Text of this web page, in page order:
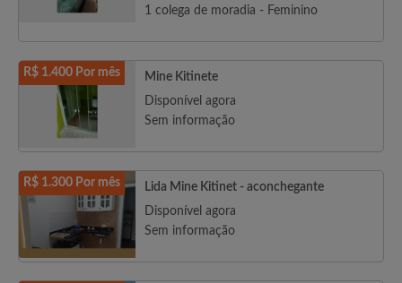
1 colega de moradia - Feminino
R$ 1.400 Por mês
Mine Kitinete
Disponível agora
Sem informação
R$ 1.300 Por mês
Lida Mine Kitinet - aconchegante
Disponível agora
Sem informação